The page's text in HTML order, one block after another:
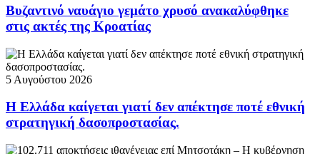
Βυζαντινό ναυάγιο γεμάτο χρυσό ανακαλύφθηκε
στις ακτές της Κροατίας
5 Αυγούστου 2026
Η Ελλάδα καίγεται γιατί δεν απέκτησε ποτέ εθνική
στρατηγική δασοπροστασίας.